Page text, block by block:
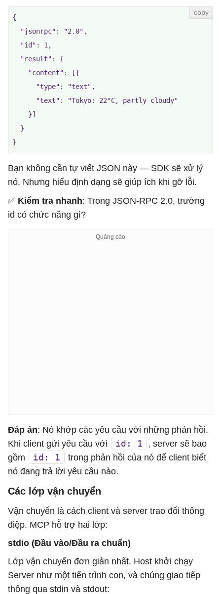
{
  "jsonrpc": "2.0",
  "id": 1,
  "result": {
    "content": [{
      "type": "text",
      "text": "Tokyo: 22°C, partly cloudy"
    }]
  }
Bạn không cần tự viết JSON này — SDK sẽ xử lý
nó. Nhưng hiểu định dạng sẽ giúp ích khi gỡ lỗi.
✅ Kiểm tra nhanh: Trong JSON-RPC 2.0, trường
id có chức năng gì?
Đáp án: Nó khớp các yêu cầu với những phản hồi.
Khi client gửi yêu cầu với
id: 1
, server sẽ bao
gồm
id: 1
trong phản hồi của nó để client biết
nó đang trả lời yêu cầu nào.
Các lớp vận chuyển
Vận chuyển là cách client và server trao đổi thông
điệp. MCP hỗ trợ hai lớp:
stdio (Đầu vào/Đầu ra chuẩn)
Lớp vận chuyển đơn giản nhất. Host khởi chạy
Server như một tiến trình con, và chúng giao tiếp
thông qua stdin và stdout: